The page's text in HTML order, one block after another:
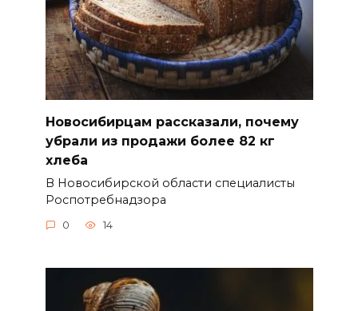
Новосибирцам рассказали, почему
убрали из продажи более 82 кг
хлеба
В Новосибирской области специалисты
Роспотребнадзора
0 14